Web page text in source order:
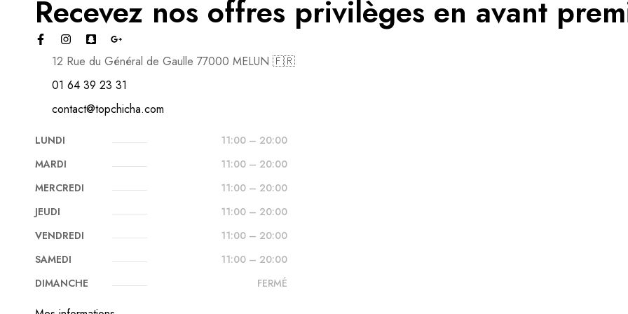
Recevez nos offres privilèges en avant
12 Rue du Général de Gaulle 77000 MELUN 🇫🇷
01 64 39 23 31
contact@topchicha.com
LUNDI
11:00 – 20:00
MARDI
11:00 – 20:00
MERCREDI
11:00 – 20:00
JEUDI
11:00 – 20:00
VENDREDI
11:00 – 20:00
SAMEDI
11:00 – 20:00
DIMANCHE
FERMÉ